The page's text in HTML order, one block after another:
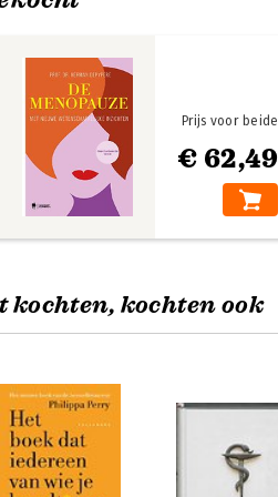
€ 62,49
Prijs voor beide
kochten, kochten ook